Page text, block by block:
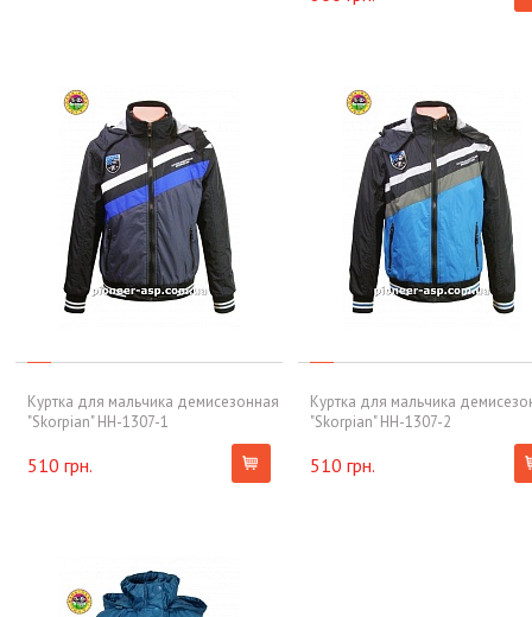
Куртка для мальчика демисезонная
"Skorpian" HH-1307-1
510 грн.
Куртка для мальчика
"Skorpian" HH-1307-2
510 грн.